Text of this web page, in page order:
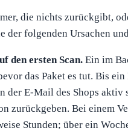
die nichts zurückgibt,
der folgenden Ursachen
den ersten Scan.Ein im
das Paket es tut. Bis
der E-Mail des Shops
zurückgeben. Bei einem
Stunden; über ein